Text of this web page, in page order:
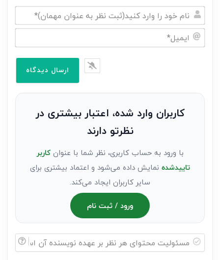
نام
خود
نظر
کاربران وارد شده، اعتبار بیشتری در
نظرتو دارند
با ورود به حساب کاربری، نظر شما با عنوانکاربر
تاییدشده نمایش داده می‌شود و اعتماد بیشتری برای
سایر کاربران ایجاد می‌کند.
ورود / ثبت نام